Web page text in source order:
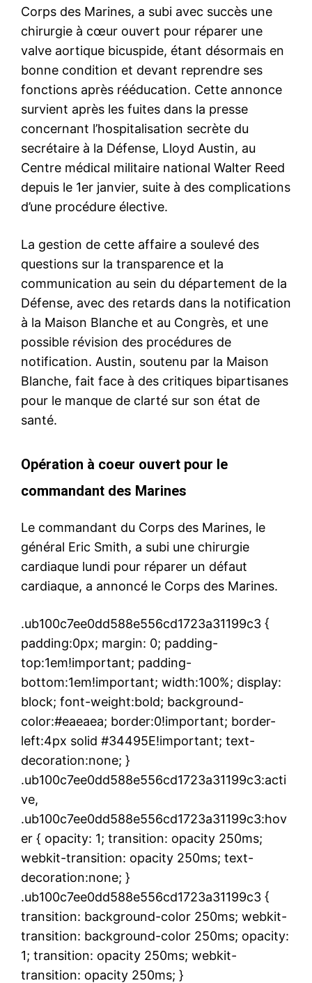
Corps des Marines, a subi avec succès une
chirurgie à cœur ouvert pour réparer une
valve aortique bicuspide, étant désormais en
bonne condition et devant reprendre ses
fonctions après rééducation. Cette annonce
survient après les fuites dans la presse
concernant l’hospitalisation secrète du
secrétaire à la Défense, Lloyd Austin, au
Centre médical militaire national Walter Reed
depuis le 1er janvier, suite à des complications
d’une procédure élective.
La gestion de cette affaire a soulevé des
questions sur la transparence et la
communication au sein du département de la
Défense, avec des retards dans la notification
à la Maison Blanche et au Congrès, et une
possible révision des procédures de
notification. Austin, soutenu par la Maison
Blanche, fait face à des critiques bipartisanes
pour le manque de clarté sur son état de
santé.
Opération à coeur ouvert pour le
commandant des Marines
Le commandant du Corps des Marines, le
général Eric Smith, a subi une chirurgie
cardiaque lundi pour réparer un défaut
cardiaque, a annoncé le Corps des Marines.
.ub100c7ee0dd588e556cd1723a31199c3 {
padding:0px; margin: 0; padding-
top:1em!important; padding-
bottom:1em!important; width:100%; display:
block; font-weight:bold; background-
color:#eaeaea; border:0!important; border-
left:4px solid #34495E!important; text-
decoration:none; }
.ub100c7ee0dd588e556cd1723a31199c3:acti
ve,
.ub100c7ee0dd588e556cd1723a31199c3:hov
er { opacity: 1; transition: opacity 250ms;
webkit-transition: opacity 250ms; text-
decoration:none; }
.ub100c7ee0dd588e556cd1723a31199c3 {
transition: background-color 250ms; webkit-
transition: background-color 250ms; opacity:
1; transition: opacity 250ms; webkit-
transition: opacity 250ms; }